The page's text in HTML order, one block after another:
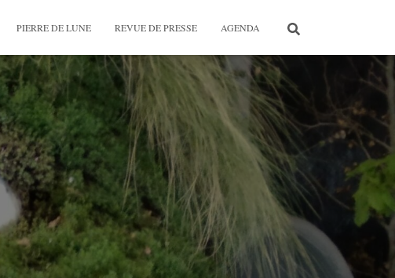
PIERRE DE LUNE REVUE DE PRESSE AGENDA